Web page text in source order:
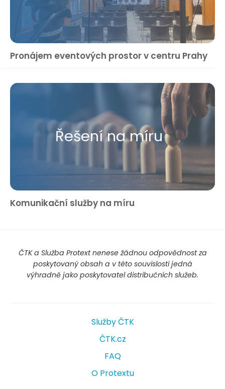
Pronájem eventových prostor v centru Prahy
Řešení na míru
Komunikační služby na míru
ČTK a Služba Protext nenese žádnou odpovědnost za
poskytovaný obsah a v této souvislosti jedná
výhradně jako poskytovatel distribučních služeb.
Služby ČTK
ČTK.cz
FAQ
O Protextu